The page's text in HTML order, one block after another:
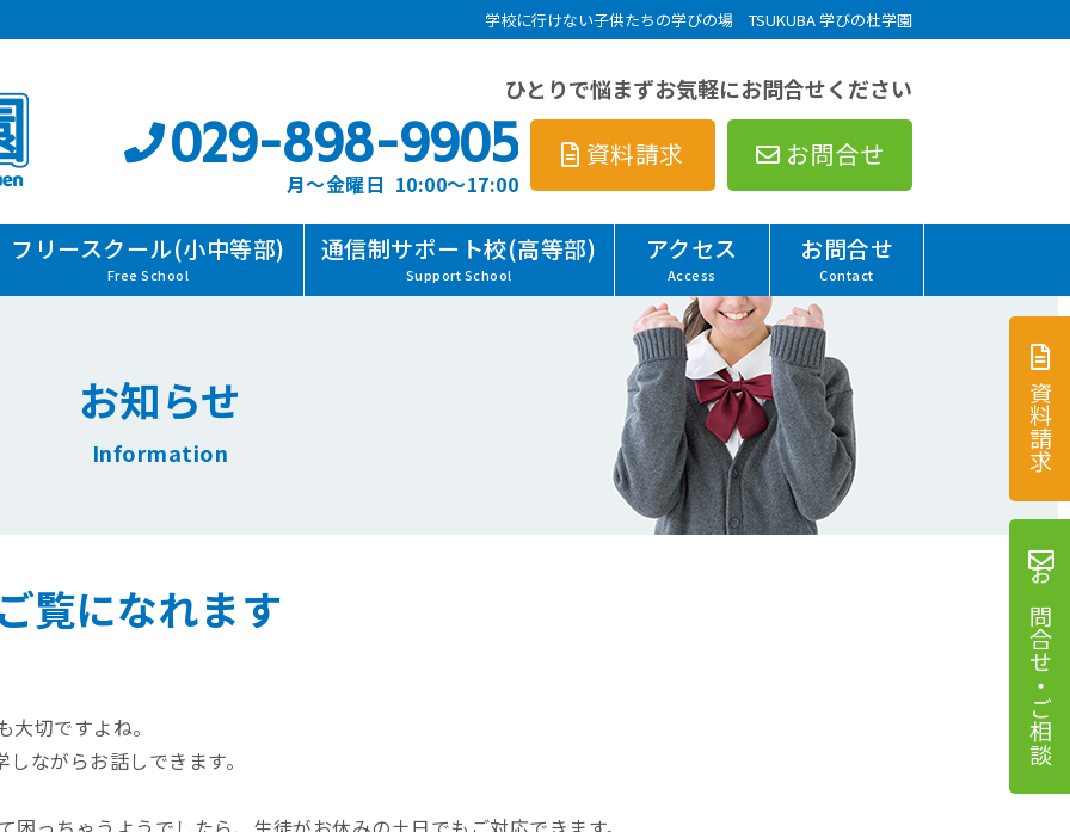
学校に行けない子供たちの学びの場 TSUKUBA 学びの杜学園
ひとりで悩まずお気軽にお問合せください
029-898-9905
月～金曜日 10:00～17:00
資料請求 お問合せ
フリースクール(小中等部)
Free School
通信制サポート校(高等部)
Support School
アクセス
Access
お問合せ
Contact
資
料
請
求
お問合せ・ご相談
お知らせ
Information
覧になれます
切ですよね。
ながらお話しできます。